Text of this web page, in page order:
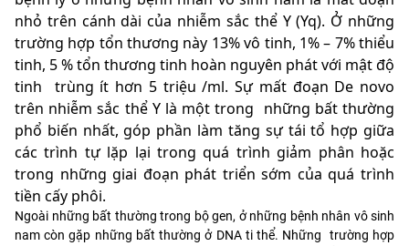
nhỏ trên cánh dài của nhiễm sắc thể Y (Yq). Ở những
trường hợp tổn thương này 13% vô tinh, 1% – 7% thiểu
tinh, 5 % tổn thương tinh hoàn nguyên phát với mật độ
tinh trùng ít hơn 5 triệu /ml. Sự mất đoạn De novo
trên nhiễm sắc thể Y là một trong những bất thường
phổ biến nhất, góp phần làm tăng sự tái tổ hợp giữa
các trình tự lặp lại trong quá trình giảm phân hoặc
trong những giai đoạn phát triển sớm của quá trình
tiền cấy phôi.
Ngoài những bất thường trong bộ gen, ở những bệnh nhân vô sinh
nam còn gặp những bất thường ở DNA ti thể. Những trường hợp